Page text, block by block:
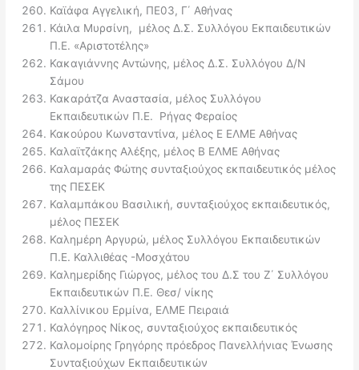
Καϊάφα Αγγελική, ΠΕ03, Γ΄ Αθήνας
Κάιλα Μυρσίνη, μέλος Δ.Σ. Συλλόγου Εκπαιδευτικών
Π.Ε. «Αριστοτέλης»
Κακαγιάννης Αντώνης, μέλος Δ.Σ. Συλλόγου Δ/Ν
Σάμου
Κακαράτζα Αναστασία, μέλος Συλλόγου
Εκπαιδευτικών Π.Ε. Ρήγας Φεραίος
Κακούρου Κωνσταντίνα, μέλος Ε ΕΛΜΕ Αθήνας
Καλαϊτζάκης Αλέξης, μέλος Β ΕΛΜΕ Αθήνας
Καλαμαράς Φώτης συνταξιούχος εκπαιδευτικός μέλος
της ΠΕΣΕΚ
Καλαμπάκου Βασιλική, συνταξιούχος εκπαιδευτικός,
μέλος ΠΕΣΕΚ
Καλημέρη Αργυρώ, μέλος Συλλόγου Εκπαιδευτικών
Π.Ε. Καλλιθέας -Μοσχάτου
Καλημερίδης Γιώργος, μέλος του Δ.Σ του Ζ΄ Συλλόγου
Εκπαιδευτικών Π.Ε. Θεσ/ νίκης
Καλλίνικου Ερμίνα, ΕΛΜΕ Πειραιά
Καλόγηρος Νίκος, συνταξιούχος εκπαιδευτικός
Καλομοίρης Γρηγόρης πρόεδρος Πανελλήνιας Ένωσης
Συνταξιούχων Εκπαιδευτικών